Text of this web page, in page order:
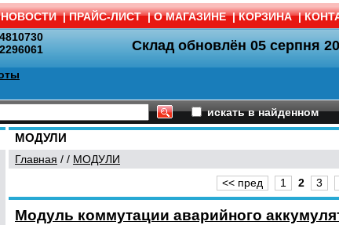
НОВОСТИ | ПРАЙС-ЛИСТ | О МАГАЗИНЕ | КОРЗИНА |
Склад обновлён 05 серпня
искать в найденном
МОДУЛИ
Главная / / МОДУЛИ
<< пред
1 2 3
Модуль коммутации аварийного